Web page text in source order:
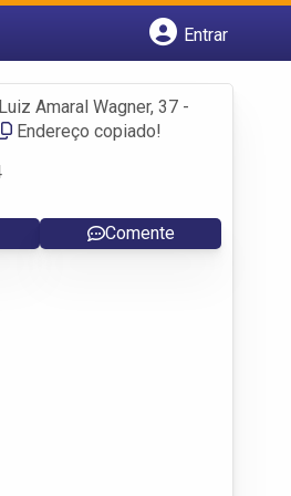
Entrar
Amaral Wagner, 37 -
Endereço copiado!
Comente